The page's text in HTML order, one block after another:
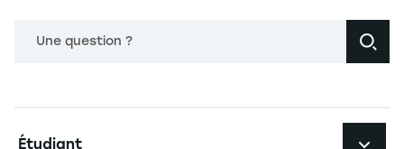
Une question ?
Étudiant